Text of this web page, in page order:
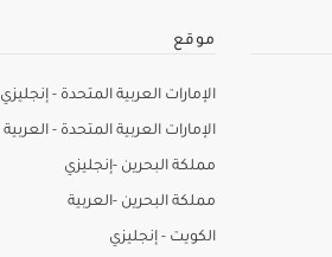
موقع
الإمارات العربية المتحدة - إنجليزي
الإمارات العربية المتحدة - العربية
مملكة البحرين -إنجليزي
مملكة البحرين -العربية
الكويت - إنجليزي